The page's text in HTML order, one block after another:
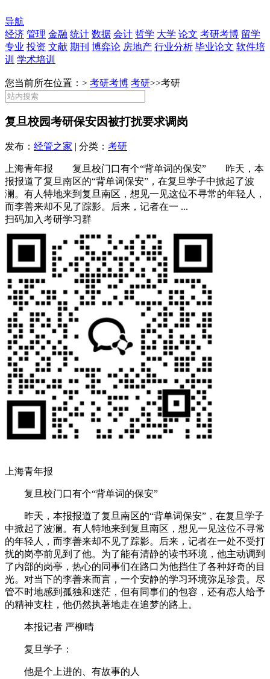
导航
经济 管理 金融 统计 数据 会计 哲学 大学 论文 考研考博 留学
专业 投资 文献 期刊 博弈论 房地产 行业分析 毕业论文 软件培
训 学术培训
您当前所在位置：> 考研考博 考研>>考研
复旦校园考研保安因被打扰要求调岗
发布： 经管之家 | 分类： 考研
上海青年报 复旦校门口有个“背单词的保安” 昨天，本
报报道了复旦南区的“背单词保安”，在复旦学子中掀起了波
澜。有人特地来到复旦南区，想见一见这位不寻常的年轻人，
而李善来却不见了踪影。后来，记者在一 ...
扫码加入考研学习群
上海青年报
复旦校门口有个“背单词的保安”
昨天，本报报道了复旦南区的“背单词保安”，在复旦学子
中掀起了波澜。有人特地来到复旦南区，想见一见这位不寻常
的年轻人，而李善来却不见了踪影。后来，记者在一处不受打
扰的岗亭前见到了他。为了能有清静的读书环境，他主动调到
了内部的岗亭，热心的同事们在路口为他挡住了各种好奇的目
光。对当下的李善来而言，一个安静的学习环境弥足珍贵。尽
管不时地感到孤独和迷茫，但有同事们的包容，还有恋人给予
的精神支柱，他仍然执著地走在追梦的路上。
本报记者 严柳晴
复旦学子：
他是个上进的、有故事的人